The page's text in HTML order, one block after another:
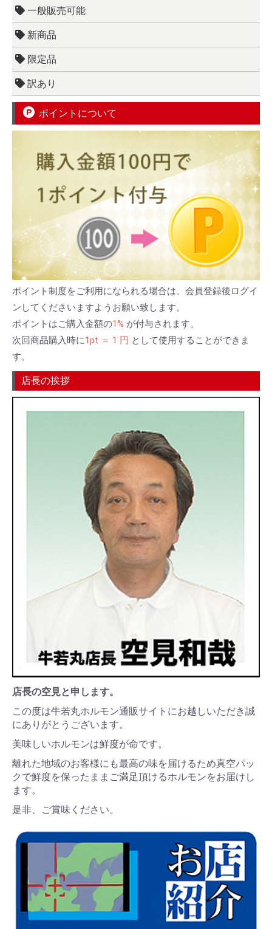
一般販売可能
新商品
限定品
訳あり
ポイントについて
ポイント制度をご利用になられる場合は、会員登録後ログイ
ンしてくださいますようお願い致します。
ポイントはご購入金額の1% が付与されます。
次回商品購入時に1pt ＝ 1 円 として使用することができま
す。
店長の挨拶
店長の空見と申します。
この度は牛若丸ホルモン通販サイトにお越しいただき誠
にありがとうございます。
美味しいホルモンは鮮度が命です。
離れた地域のお客様にも最高の味を届けるため真空パッ
クで鮮度を保ったままご満足頂けるホルモンをお届けし
ます。
是非、ご賞味ください。